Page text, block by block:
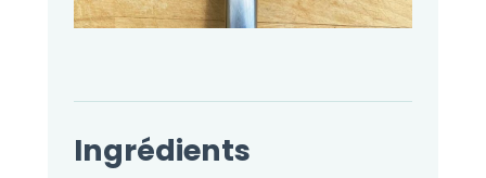
Ingrédients